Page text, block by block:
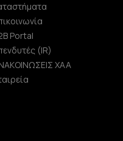
Portal
(IR)
ΧΑΑ